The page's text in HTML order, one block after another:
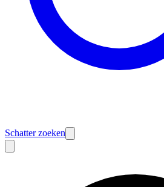
Schatter zoeken